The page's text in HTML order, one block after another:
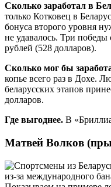
Сколько заработал в
только Котковец в
бонуса второго уровня
не удавалось. Три
рублей (528 долларов).
Сколько мог бы
копье всего раз в Дохе.
беларусских этапов
долларов.
Где выгоднее. В
Матвей Волков